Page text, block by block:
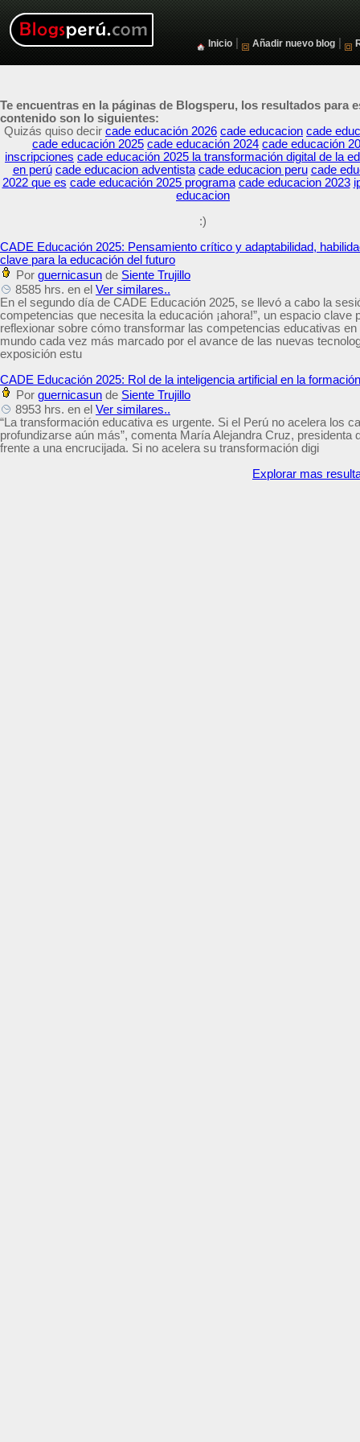
Inicio Añadir nuevo blog
Te encuentras en la páginas de Blogsperu, los resultados para
contenido son lo siguientes:
Quizás quiso decir cade educación 2026 cade educacion cade
cade educación 2025 cade educación 2024 cade educación
inscripciones cade educación 2025 la transformación digital de la
en perú cade educacion adventista cade educacion peru cade
2022 que es cade educación 2025 programa cade educacion 2023
educacion
:)
CADE Educación 2025: Pensamiento crítico y adaptabilidad,
clave para la educación del futuro
Por guernicasun de Siente Trujillo
8585 hrs. en el Ver similares..
En el segundo día de CADE Educación 2025, se llevó a cabo la
competencias que necesita la educación ¡ahora!”, un espacio clave
reflexionar sobre cómo transformar las competencias educativas en
mundo cada vez más marcado por el avance de las nuevas
exposición estu
CADE Educación 2025: Rol de la inteligencia artificial en la
Por guernicasun de Siente Trujillo
8953 hrs. en el Ver similares..
“La transformación educativa es urgente. Si el Perú no acelera los
profundizarse aún más”, comenta María Alejandra Cruz,
frente a una encrucijada. Si no acelera su transformación digi
Explorar mas